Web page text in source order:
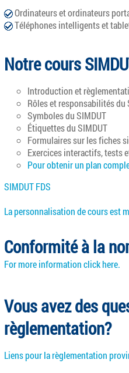
Ordinateurs et ordinateurs
Téléphones intelligents et
Notre cours
Introduction et
Rôles et responsabilités du
Symboles du SIMDUT
Étiquettes du SIMDUT
Formulaires sur les fiches
Exercices interactifs, tests
Pour obtenir un plan
SIMDUT FDS
La personnalisation de cours est
Conformité à la
For more information click here.
Vous avez des
règlementation?
Liens pour la règlementation